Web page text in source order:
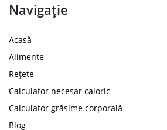
Navigație
Acasă
Alimente
Rețete
Calculator necesar caloric
Calculator grăsime corporală
Blog